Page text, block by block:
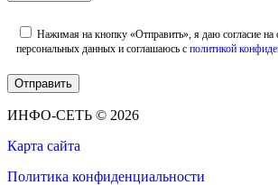
Нажимая на кнопку «Отправить», я даю согласие на
персональных данных и соглашаюсь с политикой
ИНФО-СЕТЬ © 2026
Карта сайта
Политика конфиденциальности